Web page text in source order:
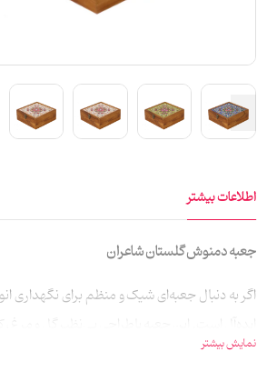
اطلاعات بیشتر
جعبه دمنوش گلستان شاعران
اگر به دنبال جعبه‌ای شیک و منظم برای نگهداری
نمایش بیشتر